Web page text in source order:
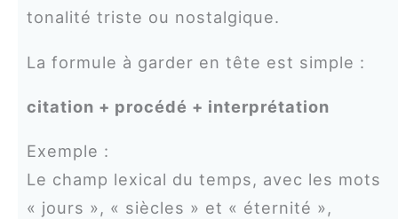
tonalité triste ou nostalgique.
La formule à garder en tête est simple :
citation + procédé + interprétation
Exemple :
Le champ lexical du temps, avec les mots
« jours », « siècles » et « éternité »,